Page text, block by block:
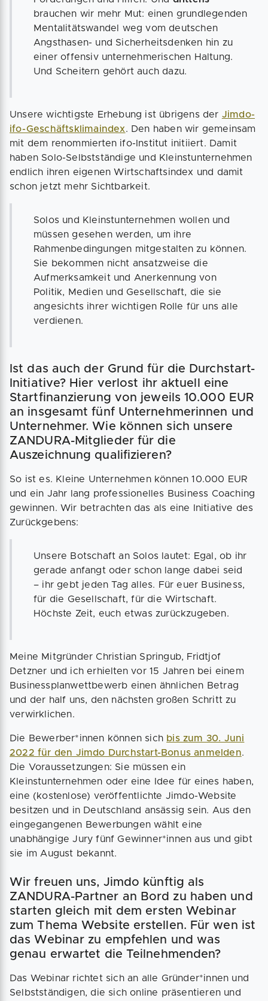
brauchen wir mehr Mut: einen grundlegenden
Mentalitätswandel weg vom deutschen
Angsthasen- und Sicherheitsdenken hin zu
einer offensiv unternehmerischen Haltung.
Und Scheitern gehört auch dazu.
Unsere wichtigste Erhebung ist übrigens der Jimdo-
ifo-Geschäftsklimaindex. Den haben wir gemeinsam
mit dem renommierten ifo-Institut initiiert. Damit
haben Solo-Selbstständige und Kleinstunternehmen
endlich ihren eigenen Wirtschaftsindex und damit
schon jetzt mehr Sichtbarkeit.
Solos und Kleinstunternehmen wollen und
müssen gesehen werden, um ihre
Rahmenbedingungen mitgestalten zu können.
Sie bekommen nicht ansatzweise die
Aufmerksamkeit und Anerkennung von
Politik, Medien und Gesellschaft, die sie
angesichts ihrer wichtigen Rolle für uns alle
verdienen.
Ist das auch der Grund für die Durchstart-
Initiative? Hier verlost ihr aktuell eine
Startfinanzierung von jeweils 10.000 EUR
an insgesamt fünf Unternehmerinnen und
Unternehmer. Wie können sich unsere
ZANDURA-Mitglieder für die
Auszeichnung qualifizieren?
So ist es. Kleine Unternehmen können 10.000 EUR
und ein Jahr lang professionelles Business Coaching
gewinnen. Wir betrachten das als eine Initiative des
Zurückgebens:
Unsere Botschaft an Solos lautet: Egal, ob ihr
gerade anfangt oder schon lange dabei seid
– ihr gebt jeden Tag alles. Für euer Business,
für die Gesellschaft, für die Wirtschaft.
Höchste Zeit, euch etwas zurückzugeben.
Meine Mitgründer Christian Springub, Fridtjof
Detzner und ich erhielten vor 15 Jahren bei einem
Businessplanwettbewerb einen ähnlichen Betrag
und der half uns, den nächsten großen Schritt zu
verwirklichen.
Die Bewerber*innen können sich bis zum 30. Juni
2022 für den Jimdo Durchstart-Bonus anmelden.
Die Voraussetzungen: Sie müssen ein
Kleinstunternehmen oder eine Idee für eines haben,
eine (kostenlose) veröffentlichte Jimdo-Website
besitzen und in Deutschland ansässig sein. Aus den
eingegangenen Bewerbungen wählt eine
unabhängige Jury fünf Gewinner*innen aus und gibt
sie im August bekannt.
Wir freuen uns, Jimdo künftig als
ZANDURA-Partner an Bord zu haben und
starten gleich mit dem ersten Webinar
zum Thema Website erstellen. Für wen ist
das Webinar zu empfehlen und was
genau erwartet die Teilnehmenden?
Das Webinar richtet sich an alle Gründer*innen und
Selbstständigen, die sich online präsentieren und